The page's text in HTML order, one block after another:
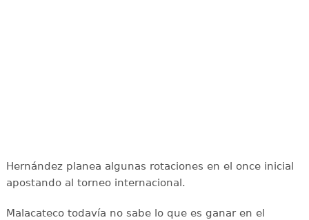
Hernández planea algunas rotaciones en el once inicial
apostando al torneo internacional.
Malacateco todavía no sabe lo que es ganar en el